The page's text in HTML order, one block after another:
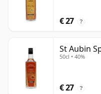
€ 27 ?
St Aubin
50cl • 40%
€ 27 ?